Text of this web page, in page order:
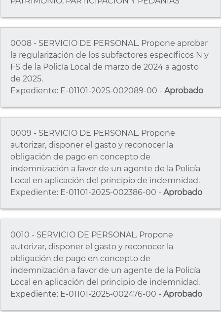
0008 - SERVICIO DE PERSONAL. Propone aprobar
la regularización de los subfactores específicos N y
FS de la Policía Local de marzo de 2024 a agosto
de 2025.
Expediente: E-01101-2025-002089-00 - Aprobado
0009 - SERVICIO DE PERSONAL. Propone
autorizar, disponer el gasto y reconocer la
obligación de pago en concepto de
indemnización a favor de un agente de la Policía
Local en aplicación del principio de indemnidad.
Expediente: E-01101-2025-002386-00 - Aprobado
0010 - SERVICIO DE PERSONAL. Propone
autorizar, disponer el gasto y reconocer la
obligación de pago en concepto de
indemnización a favor de un agente de la Policía
Local en aplicación del principio de indemnidad.
Expediente: E-01101-2025-002476-00 - Aprobado